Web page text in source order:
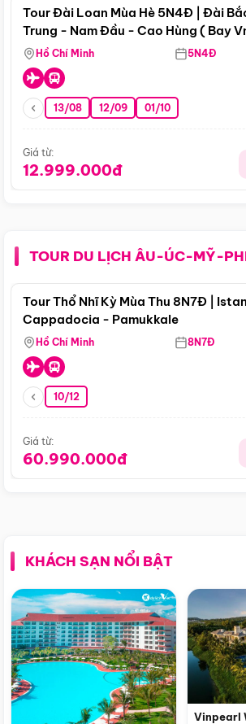
Tour Đài Loan Mùa Hè 5N4Đ | Đài
Trung - Nam Đầu - Cao Hùng ( Bay
Hồ Chí Minh 5N4Đ
13/08 12/09 01/10
Giá từ:
12.999.000đ
TOUR DU LỊCH ÂU-ÚC-MỸ-
Tour Thổ Nhĩ Kỳ Mùa Thu 8N7Đ |
Cappadocia - Pamukkale
Hồ Chí Minh 8N7Đ
10/12
Giá từ:
60.990.000đ
KHÁCH SẠN NỔI BẬT
Vinpearl